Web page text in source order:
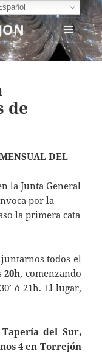
MENÚ
Y
de
DEL
la Junta General
por la
la primera cata
todos el
20h, comenzando
ó 21h. El lugar,
del Sur,
4 en Torrejón